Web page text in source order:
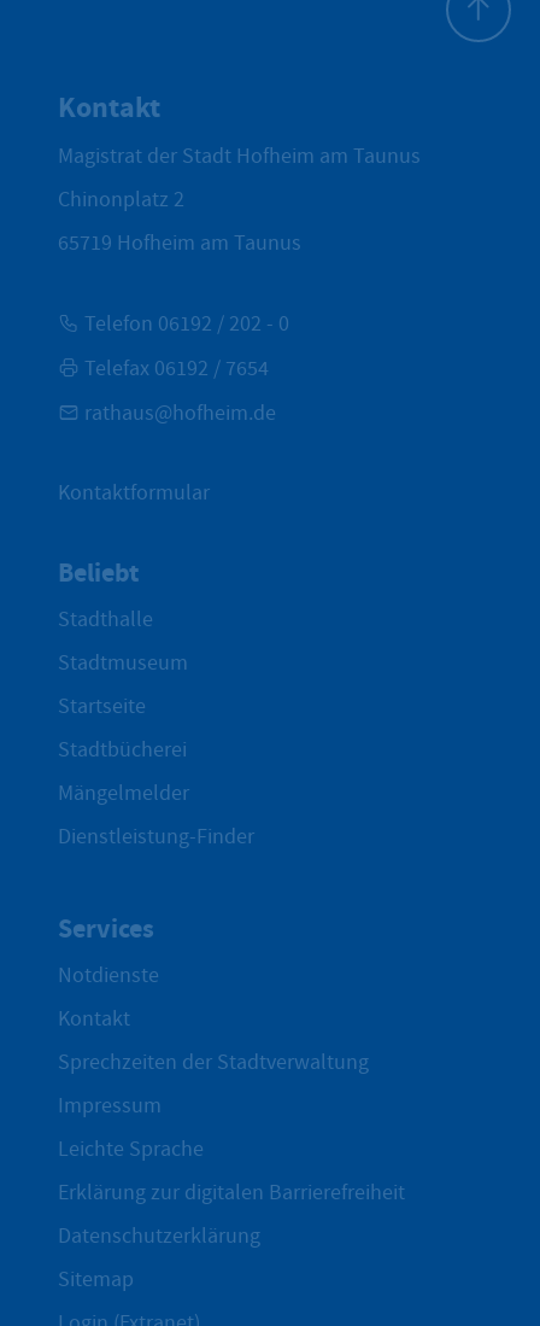
Kontakt
Magistrat der Stadt Hofheim am Taunus
Chinonplatz 2
65719 Hofheim am Taunus
Telefon 06192 / 202 - 0
Telefax 06192 / 7654
rathaus@hofheim.de
Kontaktformular
Beliebt
Stadthalle
Stadtmuseum
Startseite
Stadtbücherei
Mängelmelder
Dienstleistung-Finder
Services
Notdienste
Kontakt
Sprechzeiten der Stadtverwaltung
Impressum
Leichte Sprache
Erklärung zur digitalen Barrierefreiheit
Datenschutzerklärung
Sitemap